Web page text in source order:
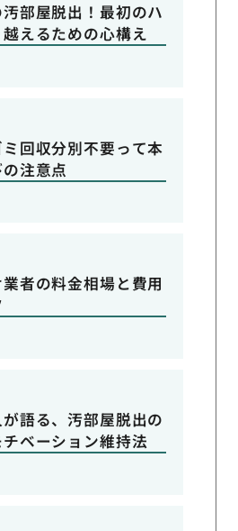
部屋脱出！最初のハ
えるための心構え
回収分別不要って本
注意点
者の料金相場と費用
語る、汚部屋脱出の
ベーション維持法